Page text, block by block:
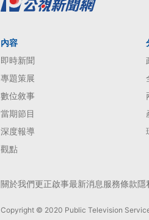
內容
即時新聞
專題策展
數位敘事
當期節目
深度報導
觀點
關於我們更正啟事最新消息服務條款隱
Copyright © 2020 Public Television